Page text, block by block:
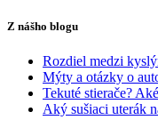
Z nášho blogu
Rozdiel medzi
Mýty a otázky o
Tekuté stierače?
Aký sušiaci uterák